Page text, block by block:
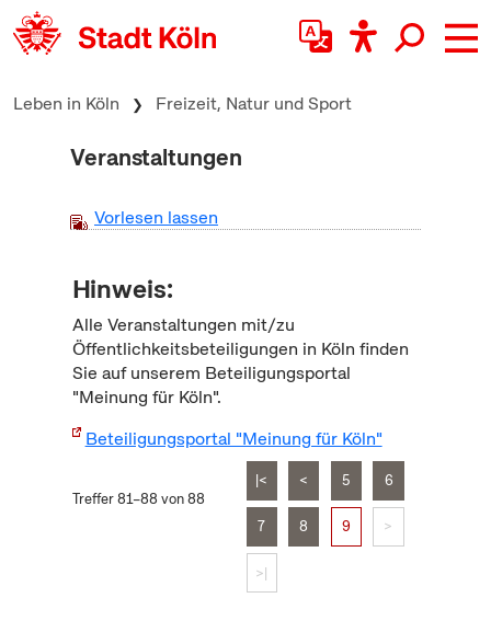
zum Inhalt springen
Leben in Köln Freizeit, Natur und Sport
Veranstaltungen
Vorlesen lassen
Hinweis:
Alle Veranstaltungen mit/zu
Öffentlichkeitsbeteiligungen in Köln finden
Sie auf unserem Beteiligungsportal
"Meinung für Köln".
Beteiligungsportal "Meinung für Köln"
Treffer 81–88 von 88
|< < 5 6
7 8 9 >
>|